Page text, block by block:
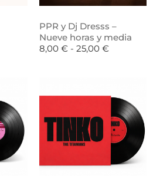
PPR y Dj Dresss –
Nueve horas y media
8,00 € - 25,00 €